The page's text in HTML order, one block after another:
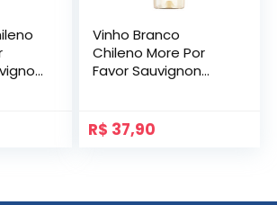
Vinho Branco
Chileno More Por
Favor Sauvignon
R$ 37,90